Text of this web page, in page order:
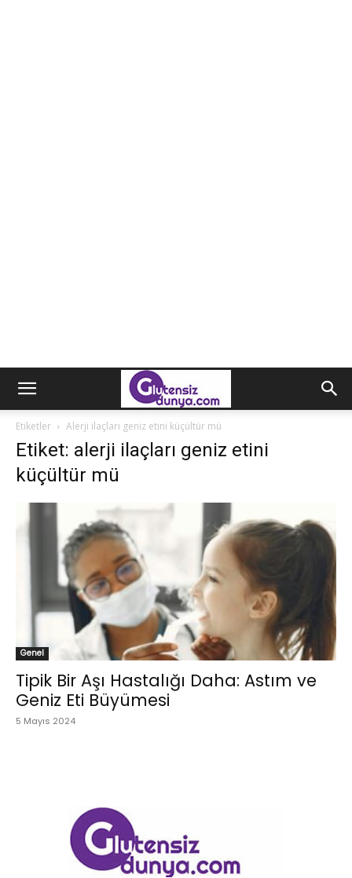
Etiketler Alerji ilaçları geniz etini küçültür mü
Etiket: alerji ilaçları geniz etini
küçültür mü
Genel
Tipik Bir Aşı Hastalığı Daha: Astım ve
Geniz Eti Büyümesi
5 Mayıs 2024